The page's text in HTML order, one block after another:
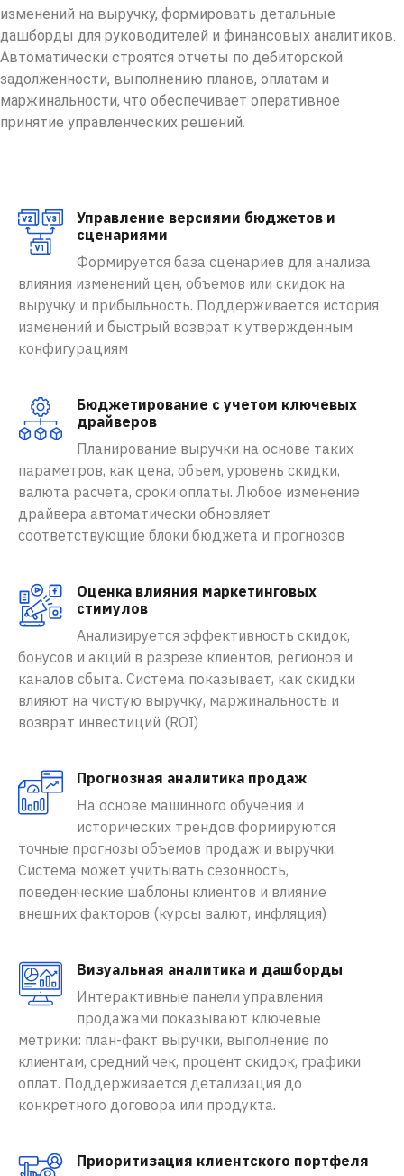
изменений на выручку, формировать детальные
дашборды для руководителей и финансовых аналитиков.
Автоматически строятся отчеты по дебиторской
задолженности, выполнению планов, оплатам и
маржинальности, что обеспечивает оперативное
принятие управленческих решений.
Управление версиями бюджетов и
сценариями
Формируется база сценариев для анализа
влияния изменений цен, объемов или скидок на
выручку и прибыльность. Поддерживается история
изменений и быстрый возврат к утвержденным
конфигурациям
Бюджетирование с учетом ключевых
драйверов
Планирование выручки на основе таких
параметров, как цена, объем, уровень скидки,
валюта расчета, сроки оплаты. Любое изменение
драйвера автоматически обновляет
соответствующие блоки бюджета и прогнозов
Оценка влияния маркетинговых
стимулов
Анализируется эффективность скидок,
бонусов и акций в разрезе клиентов, регионов и
каналов сбыта. Система показывает, как скидки
влияют на чистую выручку, маржинальность и
возврат инвестиций (ROI)
Прогнозная аналитика продаж
На основе машинного обучения и
исторических трендов формируются
точные прогнозы объемов продаж и выручки.
Система может учитывать сезонность,
поведенческие шаблоны клиентов и влияние
внешних факторов (курсы валют, инфляция)
Визуальная аналитика и дашборды
Интерактивные панели управления
продажами показывают ключевые
метрики: план-факт выручки, выполнение по
клиентам, средний чек, процент скидок, графики
оплат. Поддерживается детализация до
конкретного договора или продукта.
Приоритизация клиентского портфеля